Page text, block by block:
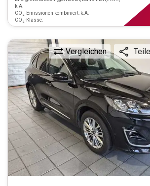
k.A.
CO₂-Emissionen kombiniert: k.A.
CO₂-Klasse:
Vergleichen